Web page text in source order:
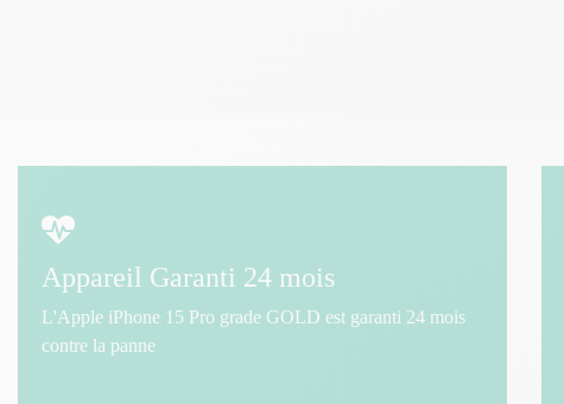
Appareil Garanti 24 mois
L'Apple iPhone 15 Pro grade GOLD est garanti 24 mois
contre la panne